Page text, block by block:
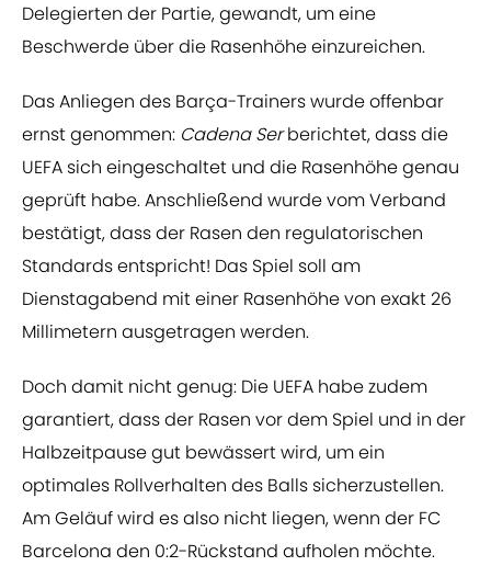
Delegierten der Partie, gewandt, um eine
Beschwerde über die Rasenhöhe einzureichen.
Das Anliegen des Barça-Trainers wurde offenbar
ernst genommen: Cadena Serberichtet, dass die
UEFA sich eingeschaltet und die Rasenhöhe genau
geprüft habe. Anschließend wurde vom Verband
bestätigt, dass der Rasen den regulatorischen
Standards entspricht! Das Spiel soll am
Dienstagabend mit einer Rasenhöhe von exakt 26
Millimetern ausgetragen werden.
Doch damit nicht genug: Die UEFA habe zudem
garantiert, dass der Rasen vor dem Spiel und in der
Halbzeitpause gut bewässert wird, um ein
optimales Rollverhalten des Balls sicherzustellen.
Am Geläuf wird es also nicht liegen, wenn der FC
Barcelona den 0:2-Rückstand aufholen möchte.